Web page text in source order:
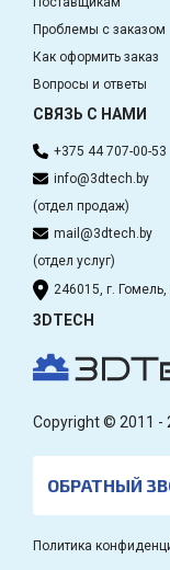
Проблемы с заказом
Как оформить заказ
Вопросы и ответы
СВЯЗЬ С НАМИ
+375 44 707-00-53
info@3dtech.by
(отдел продаж)
mail@3dtech.by
(отдел услуг)
246015, г.
3DTECH
Copyright © 2011 -
ОБРАТНЫЙ
Политика